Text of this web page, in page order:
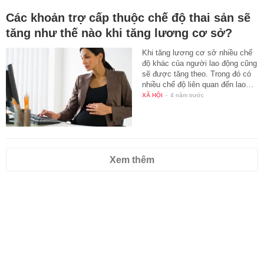
Các khoản trợ cấp thuộc chế độ thai sản sẽ
tăng như thế nào khi tăng lương cơ sở?
Khi tăng lương cơ sở nhiều chế
độ khác của người lao động cũng
sẽ được tăng theo. Trong đó có
nhiều chế độ liên quan đến lao…
XÃ HỘI - 4 năm trước
Xem thêm